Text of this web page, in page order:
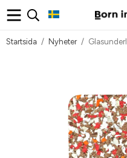
Startsida / Nyheter /